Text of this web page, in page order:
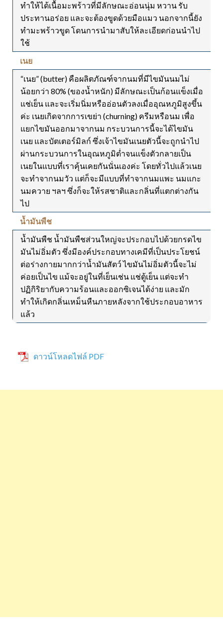
ทำให้ได้เนื้อมะพร้าวที่มีลักษณะอ่อนนุ่ม หวาน รับ
ประทานอร่อย และจะต้องขูดด้วยมือแมว นอกจากนี้ยัง
ทำมะพร้าวขูด โดนการนำมาสับให้ละเอียดก่อนนำไป
ใช้
เนย
“เนย” (butter) คือผลิตภัณฑ์จากนมที่มีไขมันนมไม่
น้อยกว่า 80% (ของน้ำหนัก) มีลักษณะเป็นก้อนแข็งเมื่อ
แช่เย็น และจะเริ่มนิ่มหรืออ่อนตัวลงเมื่ออุณหภูมิสูงขึ้น
ค่ะ เนยเกิดจากการเขย่า (churning) ครีมหรือนม เพื่อ
แยกไขมันออกมาจากนม กระบวนการนี้จะได้ไขมัน
เนย และบัตเตอร์มิลก์ ซึ่งเจ้าไขมันเนยตัวนี้จะถูกนำไป
ผ่านกระบวนการในอุณหภูมิต่ำจนแข็งตัวกลายเป็น
เนยในแบบที่เราคุ้นเคยกันนั่นเองค่ะ โดยทั่วไปแล้วเนย
จะทำจากนมวัว แต่ก็จะมีแบบที่ทำจากนมแพะ นมแกะ
นมควาย ฯลฯ ซึ่งก็จะให้รสชาติและกลิ่นที่แตกต่างกัน
ไป
น้ำมันพืช
น้ำมันพืช น้ำมันพืชส่วนใหญ่จะประกอบไปด้วยกรดไข
มันไม่อิ่มตัว ซึ่งมีองค์ประกอบทางเคมีที่เป็นประโยชน์
ต่อร่างกายมากกว่าน้ำมันสัตว์ ไขมันไม่อิ่มตัวนี้จะไม่
ค่อยเป็นไข แม้จะอยู่ในที่เย็นเช่น แช่ตู้เย็น แต่จะทำ
ปฏิกิริยากับความร้อนและออกซิเจนได้ง่าย และมัก
ทำให้เกิดกลิ่นเหม็นหืนภายหลังจากใช้ประกอบอาหาร
แล้ว
ดาวน์โหลดไฟล์ PDF